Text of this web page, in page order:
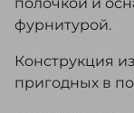
фурнитурой.
Конструкция
пригодных в